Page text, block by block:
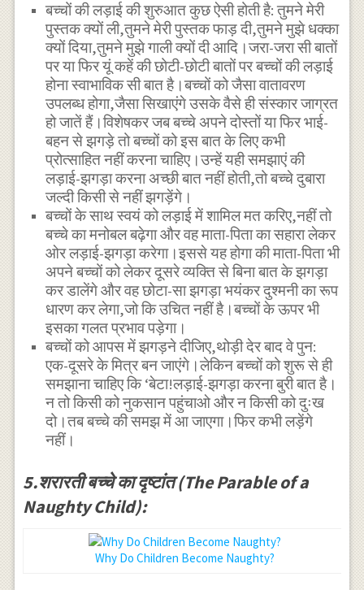
बच्चों की लड़ाई की शुरुआत कुछ ऐसी होती है: तुमने मेरी
पुस्तक क्यों ली,तुमने मेरी पुस्तक फाड़ दी,तुमने मुझे धक्का
क्यों दिया,तुमने मुझे गाली क्यों दी आदि।जरा-जरा सी बातों
पर या फिर यूं कहें की छोटी-छोटी बातों पर बच्चों की लड़ाई
होना स्वाभाविक सी बात है।बच्चों को जैसा वातावरण
उपलब्ध होगा,जैसा सिखाएंगे उसके वैसे ही संस्कार जाग्रत
हो जातें हैं।विशेषकर जब बच्चे अपने दोस्तों या फिर भाई-
बहन से झगड़े तो बच्चों को इस बात के लिए कभी
प्रोत्साहित नहीं करना चाहिए।उन्हें यही समझाएं की
लड़ाई-झगड़ा करना अच्छी बात नहीं होती,तो बच्चे दुबारा
जल्दी किसी से नहीं झगड़ेंगे।
बच्चों के साथ स्वयं को लड़ाई में शामिल मत करिए,नहीं तो
बच्चे का मनोबल बढ़ेगा और वह माता-पिता का सहारा लेकर
ओर लड़ाई-झगड़ा करेगा।इससे यह होगा की माता-पिता भी
अपने बच्चों को लेकर दूसरे व्यक्ति से बिना बात के झगड़ा
कर डालेंगे और वह छोटा-सा झगड़ा भयंकर दुश्मनी का रूप
धारण कर लेगा,जो कि उचित नहीं है।बच्चों के ऊपर भी
इसका गलत प्रभाव पड़ेगा।
बच्चों को आपस में झगड़ने दीजिए,थोड़ी देर बाद वे पुन:
एक-दूसरे के मित्र बन जाएंगे।लेकिन बच्चों को शुरू से ही
समझाना चाहिए कि ‘बेटा!लड़ाई-झगड़ा करना बुरी बात है।
न तो किसी को नुकसान पहुंचाओ और न किसी को दुःख
दो।तब बच्चे की समझ में आ जाएगा।फिर कभी लड़ेंगे
नहीं।
5.शरारती बच्चे का दृष्टांत (The Parable of a
Naughty Child):
Why Do Children Become Naughty?